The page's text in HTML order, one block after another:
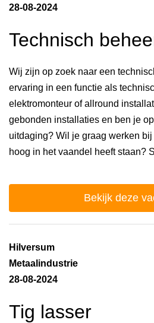
28-08-2024
Technisch
Wij zijn op zoek naar een
ervaring in een functie als
elektromonteur of allround
gebonden installaties en ben je
uitdaging? Wil je graag werken
hoog in het vaandel heeft staan?
Bekijk deze
Hilversum
Metaalindustrie
28-08-2024
Tig lasser